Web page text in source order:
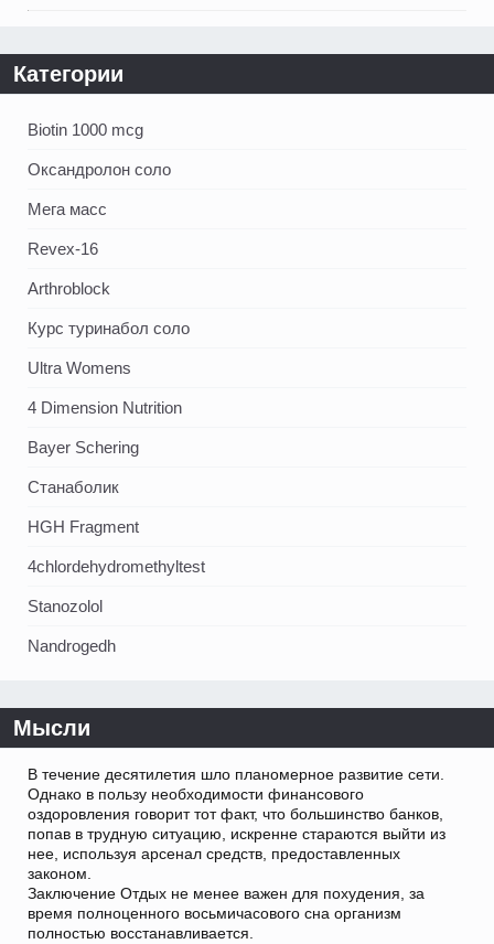
Категории
Biotin 1000 mcg
Оксандролон соло
Мега масс
Revex-16
Arthroblock
Курс туринабол соло
Ultra Womens
4 Dimension Nutrition
Bayer Schering
Станаболик
HGH Fragment
4chlordehydromethyltest
Stanozolol
Nandrogedh
Мысли
В течение десятилетия шло планомерное развитие сети.
Однако в пользу необходимости финансового
оздоровления говорит тот факт, что большинство банков,
попав в трудную ситуацию, искренне стараются выйти из
нее, используя арсенал средств, предоставленных
законом.
Заключение Отдых не менее важен для похудения, за
время полноценного восьмичасового сна организм
полностью восстанавливается.